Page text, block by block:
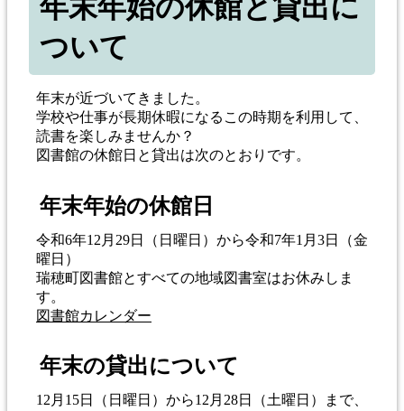
年末年始の休館と貸出に
ついて
年末が近づいてきました。
学校や仕事が長期休暇になるこの時期を利用して、
読書を楽しみませんか？
図書館の休館日と貸出は次のとおりです。
年末年始の休館日
令和6年12月29日（日曜日）から令和7年1月3日（金
曜日）
瑞穂町図書館とすべての地域図書室はお休みしま
す。
図書館カレンダー
年末の貸出について
12月15日（日曜日）から12月28日（土曜日）まで、